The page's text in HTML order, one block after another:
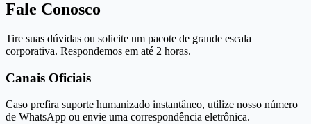
Fale Conosco
Tire suas dúvidas ou solicite um pacote de grande escala
corporativa. Respondemos em até 2 horas.
Canais Oficiais
Caso prefira suporte humanizado instantâneo, utilize nosso número
de WhatsApp ou envie uma correspondência eletrônica.